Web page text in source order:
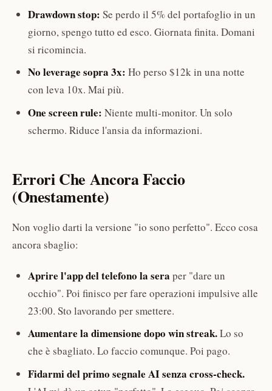
Drawdown stop: Se perdo il 5% del portafoglio in un
giorno, spengo tutto ed esco. Giornata finita. Domani
si ricomincia.
No leverage sopra 3x: Ho perso $12k in una notte
con leva 10x. Mai più.
One screen rule: Niente multi-monitor. Un solo
schermo. Riduce l'ansia da informazioni.
Errori Che Ancora Faccio
(Onestamente)
Non voglio darti la versione "io sono perfetto". Ecco cosa
ancora sbaglio:
Aprire l'app del telefono la sera per "dare un
occhio". Poi finisco per fare operazioni impulsive alle
23:00. Sto lavorando per smettere.
Aumentare la dimensione dopo win streak.Lo so
che è sbagliato. Lo faccio comunque. Poi pago.
Fidarmi del primo segnale AI senza cross-check.